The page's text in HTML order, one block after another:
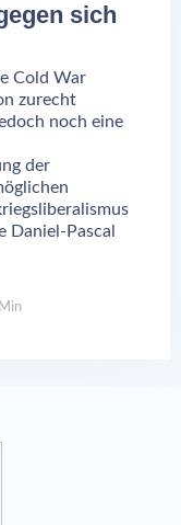
sich
Cold War
zurecht
noch eine
der
Daniel-Pascal